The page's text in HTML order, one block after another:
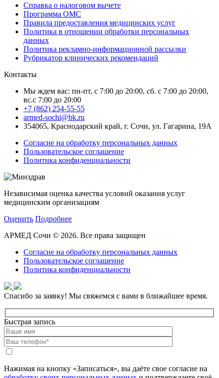
Справка о налоговом вычете
Программа ОМС
Правила предоставления медицинских услуг
Политика в отношении обработки персональных
данных
Политика рекламно-информационной рассылки
Рубрикатор клинических рекомендаций
Контакты
Мы ждем вас: пн-пт, с 7:00 до 20:00, сб. с 7:00 до 20:00,
вс.с 7:00 до 20:00
+7 (862) 254-55-55
armed-sochi@bk.ru
354065, Краснодарский край, г. Сочи, ул. Гагарина, 19А
Согласие на обработку персональных данных
Пользовательское соглашение
Политика конфиденциальности
Независимая оценка качества условий оказания услуг
медицинским организациям
Оценить Подробнее
АРМЕД Сочи © 2026. Все права защищен
Согласие на обработку персональных данных
Пользовательское соглашение
Политика конфиденциальности
Спасибо за заявку! Мы свяжемся с вами в ближайшее время.
Быстрая запись
Нажимая на кнопку «Записаться», вы даёте свое согласие на